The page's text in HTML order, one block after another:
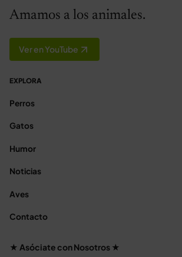
Amamos a los animales.
Ver en YouTube
EXPLORA
Perros
Gatos
Humor
Noticias
Aves
Contacto
★ Asóciate con Nosotros ★